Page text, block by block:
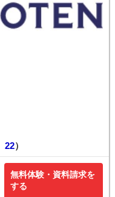
22）
無料体験・資料請求を
する